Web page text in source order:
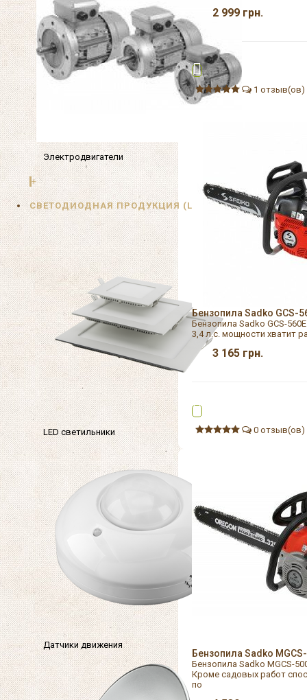
Электродвигатели
+
СВЕТОДИОДНАЯ ПРОДУКЦИЯ (LED)
LED светильники
Датчики движения
2 999 грн.
1 отзыв(ов)
Бензопила Sadko GCS-
Бензопила Sadko GCS-
3,4 л.с. мощности хватит
3 165 грн.
0 отзыв(ов)
Бензопила Sadko
Бензопила Sadko MGCS-
Кроме садовых работ
по